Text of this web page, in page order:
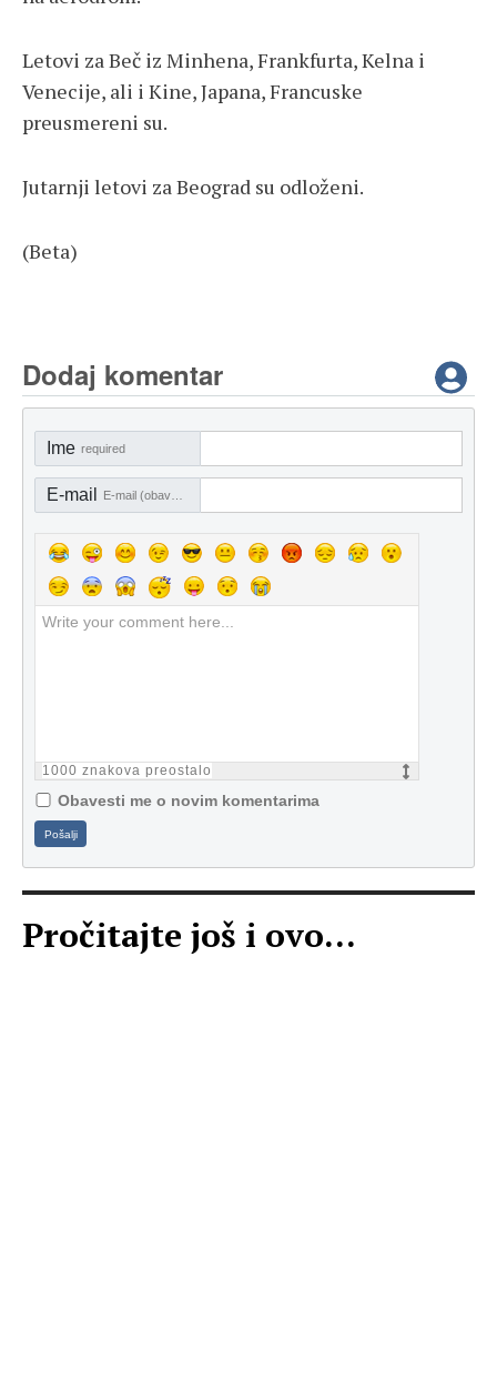
Letovi za Beč iz Minhena, Frankfurta, Kelna i
Venecije, ali i Kine, Japana, Francuske
preusmereni su.
Jutarnji letovi za Beograd su odloženi.
(Beta)
Dodaj komentar
Ime required
E-mail
1000 znakova preostalo
Obavesti me o novim komentarima
Pošalji
Pročitajte još i ovo...